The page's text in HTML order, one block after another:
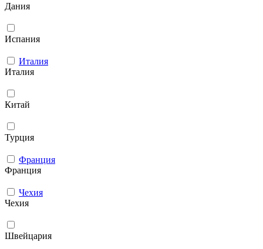
Дания
Испания
Италия
Италия
Китай
Турция
Франция
Франция
Чехия
Чехия
Швейцария